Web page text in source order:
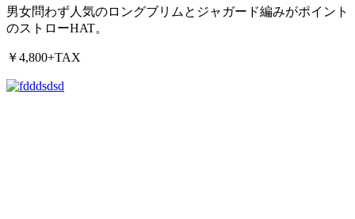
男女問わず人気のロングブリムとジャガード編みがポイント
のストローHAT。
￥4,800+TAX